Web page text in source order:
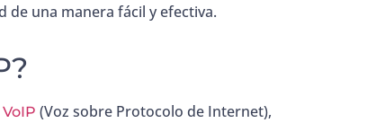
de una manera fácil y efectiva.
(Voz sobre Protocolo de Internet),